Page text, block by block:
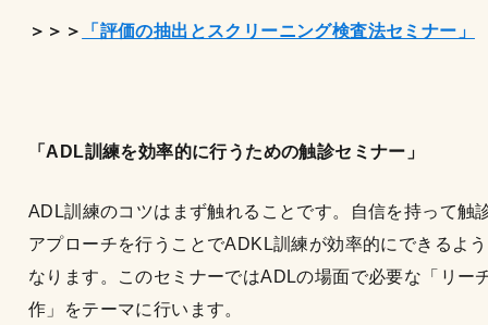
＞＞＞ 「評価の抽出とスクリーニング検査法セミナー」
「ADL訓練を効率的に行うための触診セミナー」
ADL訓練のコツはまず触れることです。自信を持って触
アプローチを行うことでADKL訓練が効率的にできるよ
なります。このセミナーではADLの場面で必要な「リー
作」をテーマに行います。